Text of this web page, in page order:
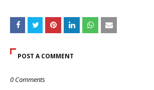
POST A COMMENT
0 Comments